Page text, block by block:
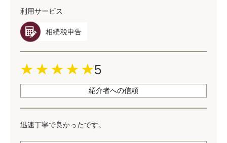
利用サービス
相続税申告
5
紹介者への信頼
迅速丁寧で良かったです。